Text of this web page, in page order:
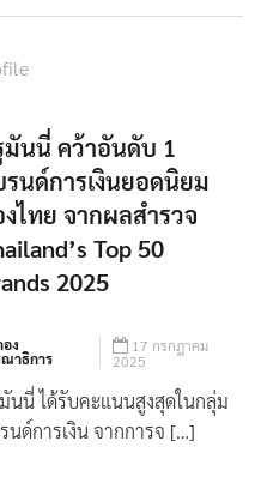
นนี่ คว้าอันดับ 1
นด์การเงินยอดนิยม
ไทย จากผลสำรวจ
Top 50
2025
ง
าธิการ
17 กรกฎาคม
2025
นนี่ ได้รับคะแนนสูงสุดในกลุ่ม
นด์การเงิน จากการจ […]